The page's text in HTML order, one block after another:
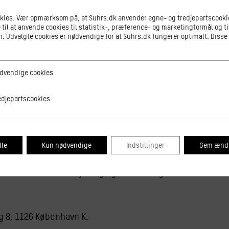
handling
radiovært og forfatter Ralf Christensen til et
i et andet menneske, måske et andet køn,
for at udvide vores verdensforståelse og os selv.
musik gør ved os og betyder for vores kultur og
vores tilhørsforhold gennem musik. En
der farver vores lytning og vores smag.
1126 København K.
Vær opmærksom på, at Suhrs.dk anvender egne- og
til at anvende cookies til statistik-, præference- og marketingformål og
Udvalgte cookies er nødvendige for at Suhrs.dk fungerer optimalt.
cookiescookies
Kun nødvendige Indstillinger Gem